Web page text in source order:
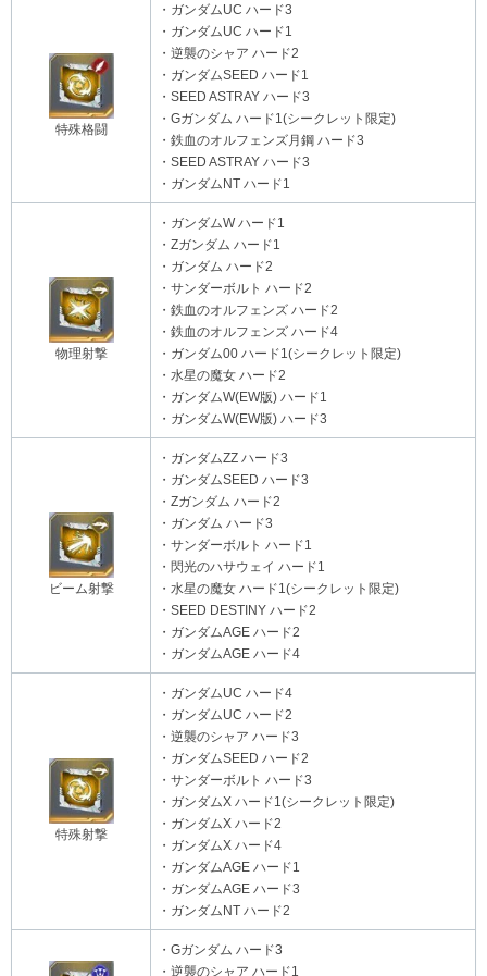
特殊格闘
・ガンダムUC ハード3
・ガンダムUC ハード1
・逆襲のシャア ハード2
・ガンダムSEED ハード1
・SEED ASTRAY ハード3
・Gガンダム ハード1(シークレット限定)
・鉄血のオルフェンズ月鋼 ハード3
・SEED ASTRAY ハード3
・ガンダムNT ハード1
物理射撃
・ガンダムW ハード1
・Ζガンダム ハード1
・ガンダム ハード2
・サンダーボルト ハード2
・鉄血のオルフェンズ ハード2
・鉄血のオルフェンズ ハード4
・ガンダム00 ハード1(シークレット限定)
・水星の魔女 ハード2
・ガンダムW(EW版) ハード1
・ガンダムW(EW版) ハード3
ビーム射撃
・ガンダムΖΖ ハード3
・ガンダムSEED ハード3
・Ζガンダム ハード2
・ガンダム ハード3
・サンダーボルト ハード1
・閃光のハサウェイ ハード1
・水星の魔女 ハード1(シークレット限定)
・SEED DESTINY ハード2
・ガンダムAGE ハード2
・ガンダムAGE ハード4
特殊射撃
・ガンダムUC ハード4
・ガンダムUC ハード2
・逆襲のシャア ハード3
・ガンダムSEED ハード2
・サンダーボルト ハード3
・ガンダムX ハード1(シークレット限定)
・ガンダムX ハード2
・ガンダムX ハード4
・ガンダムAGE ハード1
・ガンダムAGE ハード3
・ガンダムNT ハード2
・Gガンダム ハード3
・逆襲のシャア ハード1